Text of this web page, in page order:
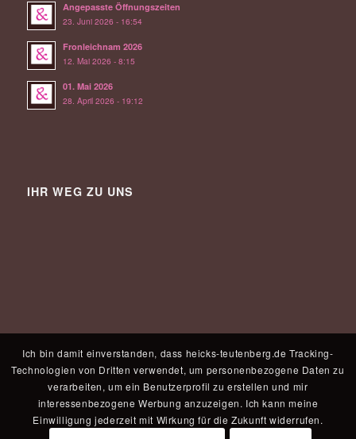
Angepasste Öffnungszeiten
23. Juni 2026 - 16:54
Fronleichnam 2026
12. Mai 2026 - 8:15
01. Mai 2026
28. April 2026 - 19:12
IHR WEG ZU UNS
Ich bin damit einverstanden, dass heicks-teutenberg.de Tracking-
Technologien von Dritten verwendet, um personenbezogene Daten zu
verarbeiten, um ein Benutzerprofil zu erstellen und mir
interessenbezogene Werbung anzuzeigen. Ich kann meine
Einwilligung jederzeit mit Wirkung für die Zukunft widerrufen.